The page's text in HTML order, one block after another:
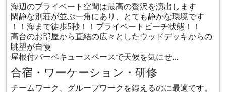
海辺のプライベート空間は最高の贅沢を演出します
閑静な別荘が並ぶ一角にあり、とても静かな環境です
！！海まで徒歩5秒！！プライベートビーチ状態！！
高台のお部屋から直結の広々としたウッドデッキからの
眺望が自慢
屋根付バーベキュースペースで天候を気にせ…
合宿・ワーケーション・研修
チームワーク、グループワークを鍛えるのに最適です。